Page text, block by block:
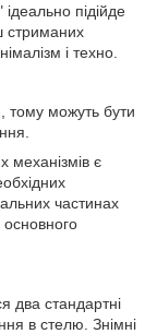
підійде
стриманих
і техно.
тому можуть бути
механізмів є
частинах
два стандартні
в стелю. Знімні